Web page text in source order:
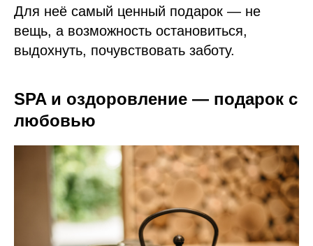
Для неё самый ценный подарок — не
вещь, а возможность остановиться,
выдохнуть, почувствовать заботу.
SPA и оздоровление — подарок с
любовью